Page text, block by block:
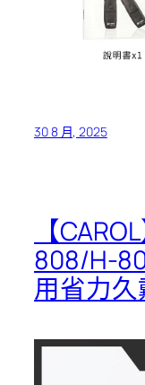
30 8 月, 2025
【
808/H-
用省力久